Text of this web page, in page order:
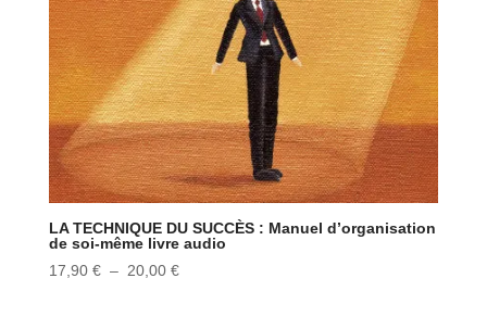
LA TECHNIQUE DU SUCCÈS : Manuel d’organisation
de soi-même livre audio
17,90 € – 20,00 €Plage